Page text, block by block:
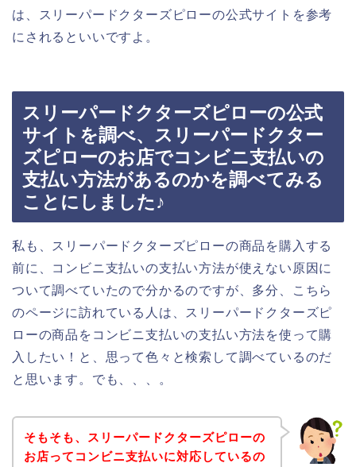
は、スリーパードクターズピローの公式サイトを参考
にされるといいですよ。
スリーパードクターズピローの公式
サイトを調べ、スリーパードクター
ズピローのお店でコンビニ支払いの
支払い方法があるのかを調べてみる
ことにしました♪
私も、スリーパードクターズピローの商品を購入する
前に、コンビニ支払いの支払い方法が使えない原因に
ついて調べていたので分かるのですが、多分、こちら
のページに訪れている人は、スリーパードクターズピ
ローの商品をコンビニ支払いの支払い方法を使って購
入したい！と、思って色々と検索して調べているのだ
と思います。でも、、、。
そもそも、スリーパードクターズピローの
お店ってコンビニ支払いに対応しているの